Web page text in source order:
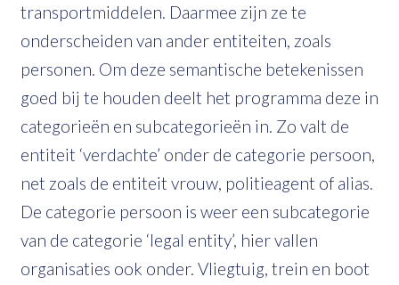
transportmiddelen. Daarmee zijn ze te
onderscheiden van ander entiteiten, zoals
personen. Om deze semantische betekenissen
goed bij te houden deelt het programma deze in
categorieën en subcategorieën in. Zo valt de
entiteit ‘verdachte’ onder de categorie persoon,
net zoals de entiteit vrouw, politieagent of alias.
De categorie persoon is weer een subcategorie
van de categorie ‘legal entity’, hier vallen
organisaties ook onder. Vliegtuig, trein en boot